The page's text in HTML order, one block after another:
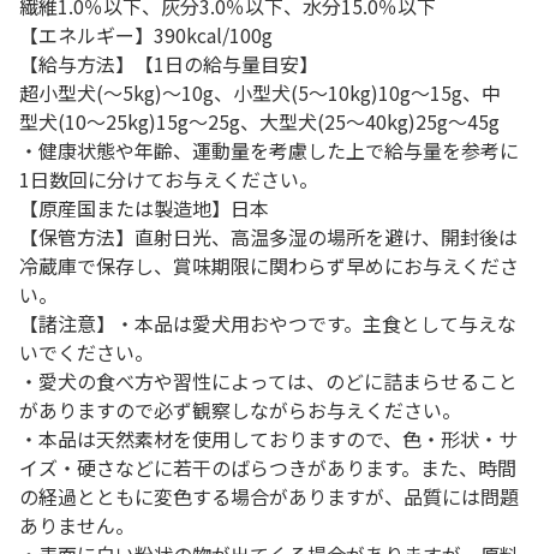
繊維1.0％以下、灰分3.0％以下、水分15.0％以下
【エネルギー】390kcal/100g
【給与方法】【1日の給与量目安】
超小型犬(～5kg)～10g、小型犬(5～10kg)10g～15g、中
型犬(10～25kg)15g～25g、大型犬(25～40kg)25g～45g
・健康状態や年齢、運動量を考慮した上で給与量を参考に
1日数回に分けてお与えください。
【原産国または製造地】日本
【保管方法】直射日光、高温多湿の場所を避け、開封後は
冷蔵庫で保存し、賞味期限に関わらず早めにお与えくださ
い。
【諸注意】・本品は愛犬用おやつです。主食として与えな
いでください。
・愛犬の食べ方や習性によっては、のどに詰まらせること
がありますので必ず観察しながらお与えください。
・本品は天然素材を使用しておりますので、色・形状・サ
イズ・硬さなどに若干のばらつきがあります。また、時間
の経過とともに変色する場合がありますが、品質には問題
ありません。